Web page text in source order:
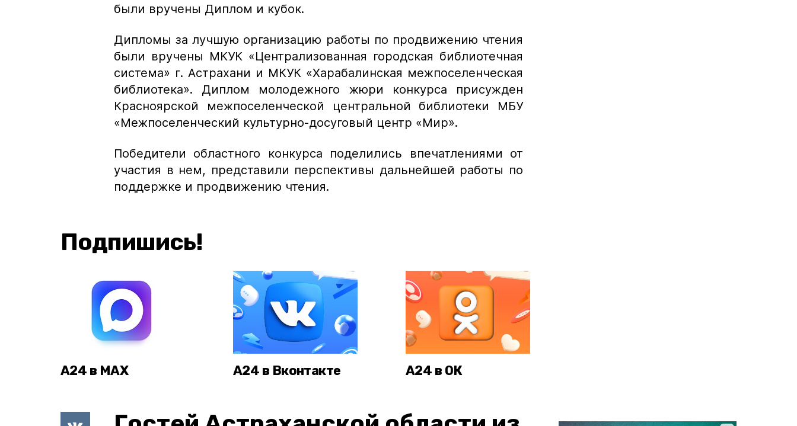
были вручены Диплом и кубок.
Дипломы за лучшую организацию работы по продвижению чтения
были вручены МКУК «Централизованная городская библиотечная
система» г. Астрахани и МКУК «Харабалинская межпоселенческая
библиотека». Диплом молодежного жюри конкурса присужден
Красноярской межпоселенческой центральной библиотеки МБУ
«Межпоселенческий культурно-досуговый центр «Мир».
Победители областного конкурса поделились впечатлениями от
участия в нем, представили перспективы дальнейшей работы по
поддержке и продвижению чтения.
Подпишись!
А24 в MAX А24 в Вконтакте А24 в ОК